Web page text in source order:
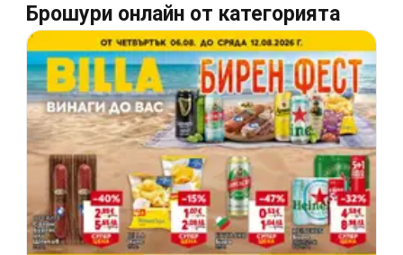
Брошури онлайн от категорията